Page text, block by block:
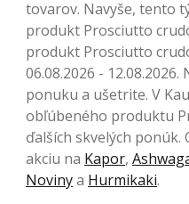
tovarov. Navyše, tento
produkt Prosciutto
produkt Prosciutto
06.08.2026 -
ponuku a ušetrite. V
obľúbeného produktu
ďalších skvelých
akciu na Kapor,
Novinya Hurmikaki.